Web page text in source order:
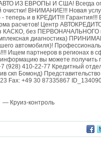
ИЗ ЕВРОПЫ И США! Всегда
ВНИМАНИЕ!!! Новая
теперь и в КРЕДИТ!!!
расчетов! Центр
без ПЕРВОНАЧАЛЬНОГО
диагностика)
автомобиля)!
партнеров в регионах в
вы можете получить
(928) 410-22-77 Кредитный
скп Бомонд)
GmbH» address: Glienicker Straße 101 - 12557 Berlin Phone: ‎+49 176 56307323‎ Fax: ‎+49 30
— Круиз-контроль